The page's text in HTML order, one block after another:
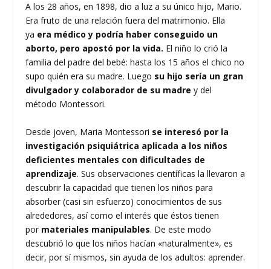
A los 28 años, en 1898, dio a luz a su único hijo, Mario.
Era fruto de una relación fuera del matrimonio. Ella
ya era médico y podría haber conseguido un
aborto, pero apostó por la vida. El niño lo crió la
familia del padre del bebé: hasta los 15 años el chico no
supo quién era su madre. Luego su hijo sería un gran
divulgador y colaborador de su madre y del
método Montessori.
Desde joven, Maria Montessori se interesó por la
investigación psiquiátrica aplicada a los niños
deficientes mentales con dificultades de
aprendizaje. Sus observaciones científicas la llevaron a
descubrir la capacidad que tienen los niños para
absorber (casi sin esfuerzo) conocimientos de sus
alrededores, así como el interés que éstos tienen
por materiales manipulables. De este modo
descubrió lo que los niños hacían «naturalmente», es
decir, por sí mismos, sin ayuda de los adultos: aprender.